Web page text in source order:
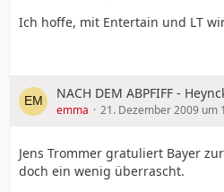
Ich hoffe, mit Entertain und LT
NACH DEM ABPFIFF -
emma 21. Dezember 2009 um
Jens Trommer gratuliert Bayer
doch ein wenig überrascht.